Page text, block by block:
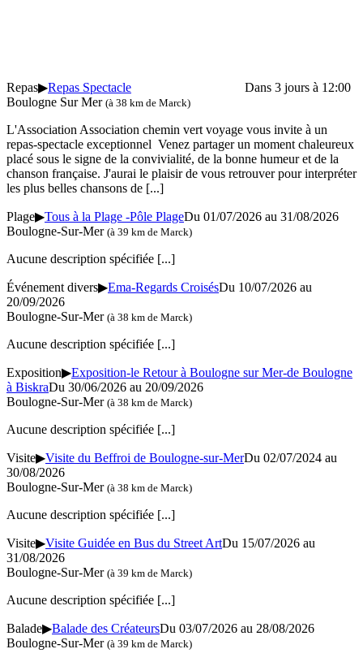
Repas▶Repas Spectacle
Dans 3 jours à 12:00
Boulogne Sur Mer (à 38 km de Marck)
L'Association Association chemin vert voyage vous invite à un
repas-spectacle exceptionnel Venez partager un moment chaleureux
placé sous le signe de la convivialité, de la bonne humeur et de la
chanson française. J'aurai le plaisir de vous retrouver pour interpréter
les plus belles chansons de [...]
Plage▶Tous à la Plage -Pôle PlageDu 01/07/2026 au 31/08/2026
Boulogne-Sur-Mer (à 39 km de Marck)
Aucune description spécifiée [...]
Événement divers▶Ema-Regards CroisésDu 10/07/2026 au
20/09/2026
Boulogne-Sur-Mer (à 38 km de Marck)
Aucune description spécifiée [...]
Exposition▶Exposition-le Retour à Boulogne sur Mer-de Boulogne
à BiskraDu 30/06/2026 au 20/09/2026
Boulogne-Sur-Mer (à 38 km de Marck)
Aucune description spécifiée [...]
Visite▶Visite du Beffroi de Boulogne-sur-MerDu 02/07/2024 au
30/08/2026
Boulogne-Sur-Mer (à 38 km de Marck)
Aucune description spécifiée [...]
Visite▶Visite Guidée en Bus du Street ArtDu 15/07/2026 au
31/08/2026
Boulogne-Sur-Mer (à 39 km de Marck)
Aucune description spécifiée [...]
Balade▶Balade des CréateursDu 03/07/2026 au 28/08/2026
Boulogne-Sur-Mer (à 39 km de Marck)